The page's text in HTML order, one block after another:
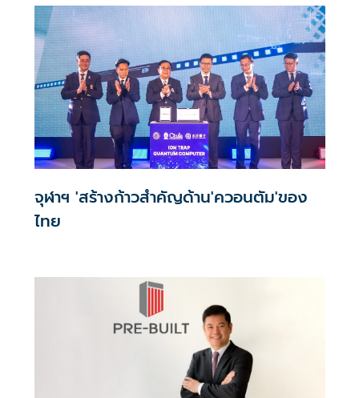
จุฬาฯ 'สร้างก้าวสำคัญด้าน'ควอนตัม'ของ
ไทย